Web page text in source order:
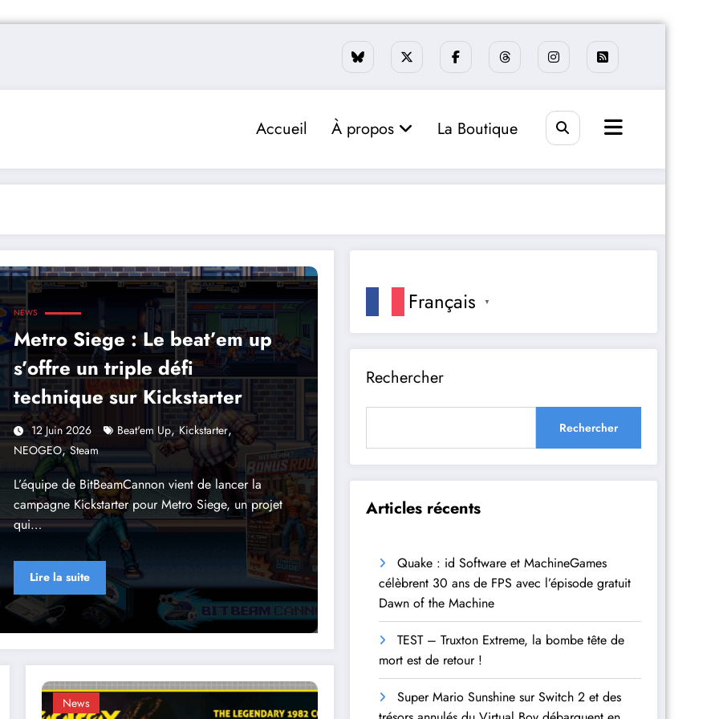
Accueil À propos La Boutique
NEWS
Metro Siege : Le beat’em up
s’offre un triple défi
technique sur Kickstarter
12 Juin 2026 Beat'em Up, Kickstarter,
NEOGEO,Steam
L’équipe de BitBeamCannon vient de lancer la
campagne Kickstarter pour Metro Siege, un projet
qui…
Lire la suite
News
Français ▼
Rechercher
Rechercher
Articles récents
Quake : id Software et MachineGames
célèbrent 30 ans de FPS avec l’épisode gratuit
Dawn of the Machine
TEST – Truxton Extreme, la bombe tête de
mort est de retour !
Super Mario Sunshine sur Switch 2 et des